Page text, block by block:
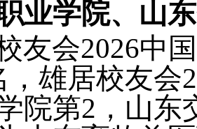
业学院、山
友会2026中
，雄居校友会
院第2，山东